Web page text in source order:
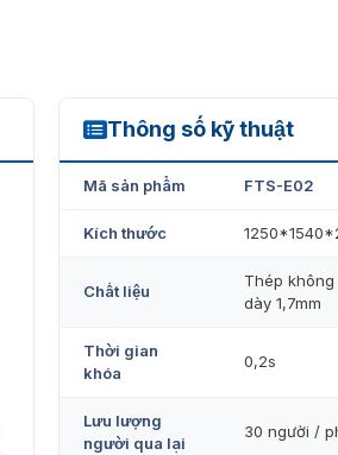
Thông số kỹ thuật
FTS-E02
Mã sản phẩm FTS-E02
Kích thước
Chất liệu
Thép
dày 1,7mm
Thời gian
khóa
0,2s
Lưu lượng
người qua lại
30 người /